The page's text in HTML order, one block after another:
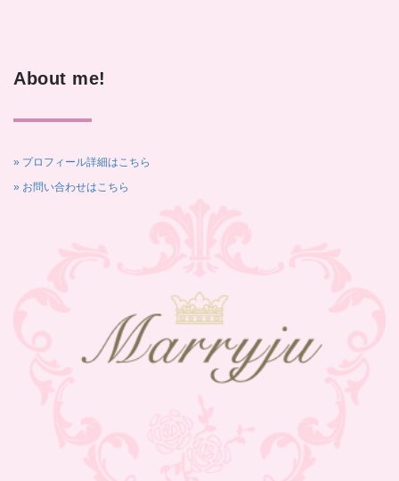
About me!
» プロフィール詳細はこちら
» お問い合わせはこちら